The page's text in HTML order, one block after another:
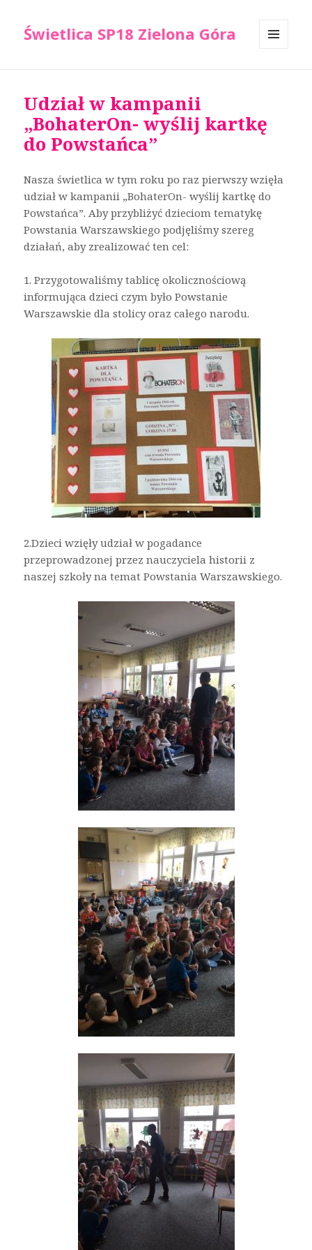
Świetlica SP18 Zielona Góra
Udział w kampanii
„BohaterOn- wyślij kartkę
do Powstańca”
Nasza świetlica w tym roku po raz pierwszy wzięła
udział w kampanii „BohaterOn- wyślij kartkę do
Powstańca”. Aby przybliżyć dzieciom tematykę
Powstania Warszawskiego podjęliśmy szereg
działań, aby zrealizować ten cel:
1. Przygotowaliśmy tablicę okolicznościową
informująca dzieci czym było Powstanie
Warszawskie dla stolicy oraz całego narodu.
2.Dzieci wzięły udział w pogadance
przeprowadzonej przez nauczyciela historii z
naszej szkoły na temat Powstania Warszawskiego.